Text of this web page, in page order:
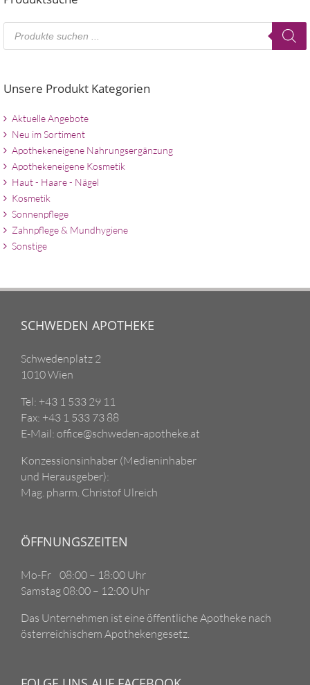
Products
search
Unsere Produkt Kategorien
Aktuelle Angebote
Neu im Sortiment
Apothekeneigene Nahrungsergänzung
Apothekeneigene Kosmetik
Haut - Haare - Nägel
Kosmetik
Sonnenpflege
Zahnpflege & Mundhygiene
Sonstige
SCHWEDEN APOTHEKE
Schwedenplatz 2
1010 Wien
Tel: +43 1 533 29 11
Fax: +43 1 533 73 88
E-Mail: office@schweden-apotheke.at
Konzessionsinhaber (Medieninhaber
und Herausgeber):
Mag. pharm. Christof Ulreich
ÖFFNUNGSZEITEN
Mo-Fr 08:00 – 18:00 Uhr
Samstag 08:00 – 12:00 Uhr
Das Unternehmen ist eine öffentliche Apotheke nach
österreichischem Apothekengesetz.